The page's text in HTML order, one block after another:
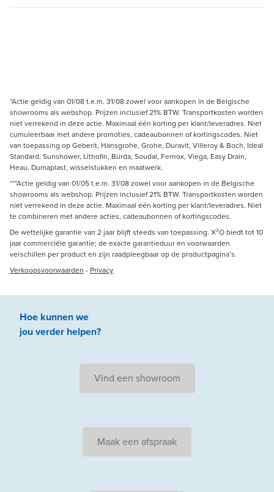
*Actie geldig van 01/08 t.e.m. 31/08 zowel voor aankopen in de Belgische
showrooms als webshop. Prijzen inclusief 21% BTW. Transportkosten worden
niet verrekend in deze actie. Maximaal één korting per klant/leveradres. Niet
cumuleerbaar met andere promoties, cadeaubonnen of kortingscodes. Niet
van toepassing op Geberit, Hansgrohe, Grohe, Duravit, Villeroy & Boch, Ideal
Standard, Sunshower, Lithofin, Burda, Soudal, Fernox, Viega, Easy Drain,
Heau, Dumaplast, wisselstukken en maatwerk.
***Actie geldig van 01/05 t.e.m. 31/08 zowel voor aankopen in de Belgische
showrooms als webshop. Prijzen inclusief 21% BTW. Transportkosten worden
niet verrekend in deze actie. Maximaal één korting per klant/leveradres. Niet
te combineren met andere acties, cadeaubonnen of kortingscodes.
De wettelijke garantie van 2 jaar blijft steeds van toepassing. X²O biedt tot 10
jaar commerciële garantie; de exacte garantieduur en voorwaarden
verschillen per product en zijn raadpleegbaar op de productpagina’s.
Verkoopsvoorwaarden - Privacy
Hoe kunnen we
jouverder helpen?
Vind een showroom
Maak een afspraak